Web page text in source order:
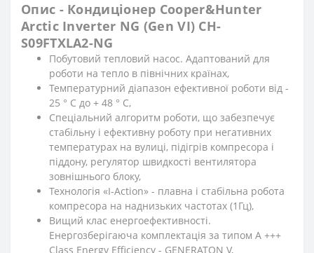
Опис - Кондиціонер Cooper&Hunter
Arctic Inverter NG (Gen VI) CH-
S09FTXLA2-NG
Побутовий тепловий насос. Адаптований для
роботи на тепло в північних країнах,
Температурний діапазон ефективної роботи від -
25 ° С до + 48 ° С,
Спеціальний алгоритм роботи, що забезпечує
стабільну і ефективну роботу при негативних
температурах на вулиці, підігрів компресора і
піддону, регулятор швидкості вентилятора
зовнішнього блоку,
Технологія «I-Action» - плавна і стабільна робота
компресора на наднизьких частотах (1Гц),
Вищий клас енергоефективності.
Енергозберігаюча комплектація за типом А +++
Class Energy Efficiency - GENERATON V,